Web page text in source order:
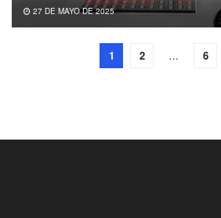
27 DE MAYO DE 2025
1 2 … 6